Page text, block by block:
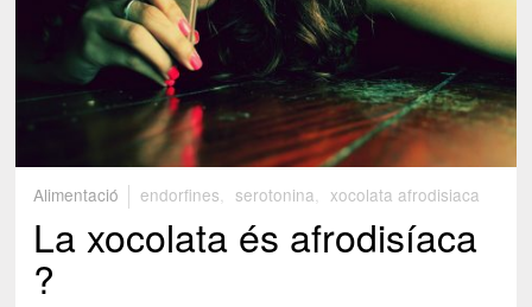
Alimentació endorfines serotonina xocolata afrodisiaca
La xocolata és afrodisíaca
?